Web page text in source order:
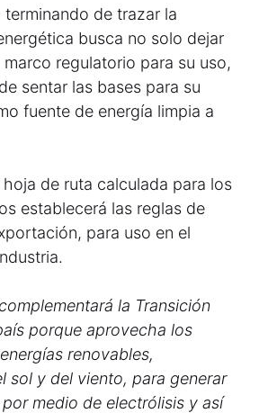
terminando de trazar la
busca no solo dejar
regulatorio para su uso,
sentar las bases para su
fuente de energía limpia a
de ruta calculada para los
establecerá las reglas de
para uso en el
la Transición
porque aprovecha los
renovables,
sol y del viento, para generar
medio de electrólisis y así